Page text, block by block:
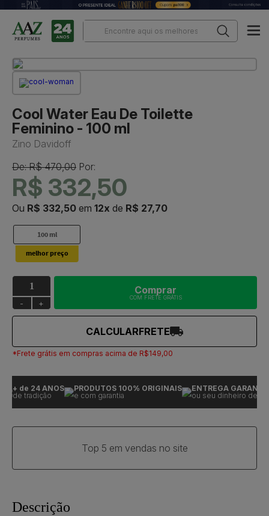
Cool Water Eau De Toilette
Feminino - 100 ml
Zino Davidoff
De: R$ 470,00 Por:
R$ 332,50
Ou R$ 332,50 em 12x de R$ 27,70
100 ml
- +
Comprar
COM FRETE GRÁTIS
CALCULARFRETE
*Frete grátis em compras acima de R$149,00
+ de 24 ANOS
de tradição
PRODUTOS 100% ORIGINAIS
e com garantia
ENTREGA
ou seu dinheiro de
Top 5 em vendas no site
Descrição